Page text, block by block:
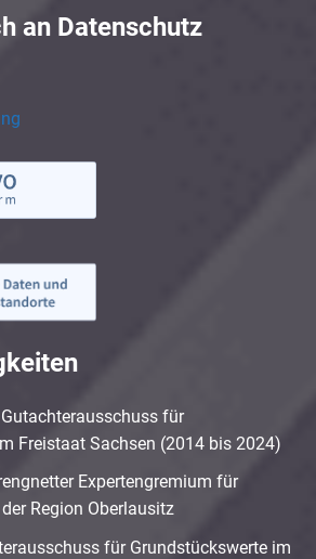
an Datenschutz
für
Freistaat Sachsen (2014 bis 2024)
Expertengremium für
Region Oberlausitz
für Grundstückswerte im